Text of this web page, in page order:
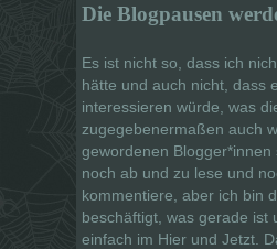
Die Blogpausen
Es ist nicht so, dass ich
hätte und auch nicht, dass
interessieren würde, was
zugegebenermaßen auch
gewordenen Blogger*innen
noch ab und zu lese und
kommentiere, aber ich bin
beschäftigt, was gerade ist
einfach im Hier und Jetzt.